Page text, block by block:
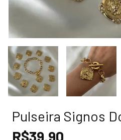
Pulseira Signos
R$39,90